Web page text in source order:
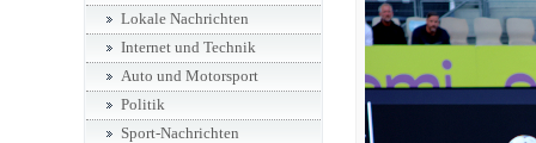
Lokale Nachrichten
Internet und Technik
Auto und Motorsport
Politik
Sport-Nachrichten